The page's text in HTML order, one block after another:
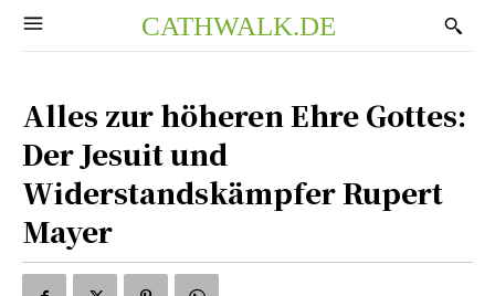
CATHWALK.DE
Alles zur höheren Ehre Gottes:
Der Jesuit und
Widerstandskämpfer Rupert
Mayer